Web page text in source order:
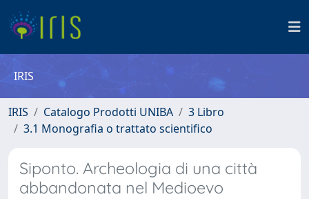
IRIS
IRIS Catalogo Prodotti UNIBA
3 Libro
3.1 Monografia o trattato scientifico
Siponto. Archeologia di una città
abbandonata nel Medioevo